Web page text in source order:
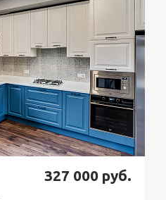
327 000 руб.